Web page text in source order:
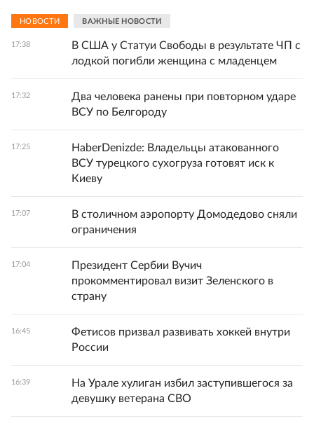
НОВОСТИ ВАЖНЫЕ НОВОСТИ
17:38
В США у Статуи Свободы в результате ЧП с
лодкой погибли женщина с младенцем
17:32
Два человека ранены при повторном ударе
ВСУ по Белгороду
17:25
HaberDenizde: Владельцы атакованного
ВСУ турецкого сухогруза готовят иск к
Киеву
17:07
В столичном аэропорту Домодедово сняли
ограничения
17:04
Президент Сербии Вучич
прокомментировал визит Зеленского в
страну
16:45
Фетисов призвал развивать хоккей внутри
России
16:39
На Урале хулиган избил заступившегося за
девушку ветерана СВО